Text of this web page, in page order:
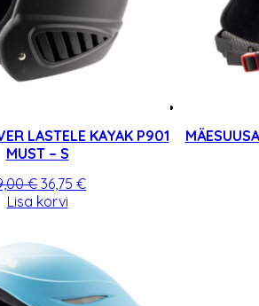
LASTELE KAYAK P901
MUST – S
€ Algne
hind
36,75 €Praegune
Lisa korvi